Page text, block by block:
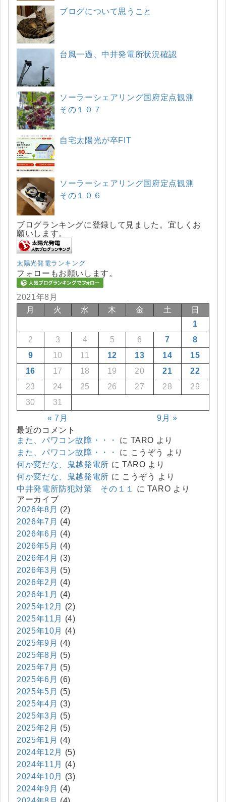
ブログについて思うこと
台風一過、中井発電所状況確認
ソーラーシェアリング国府定点観測
その１０７
自宅太陽光が卒FIT
ソーラーシェアリング国府定点観測
その１０６
ブログランキングに登録して見ました。宜しくお
願いします。
太陽光発電ランキング
フォローもお願いします。
2021年8月
月
火 水 木 金 土 日
« 7月 9月 »
1
2
3 4 5 6 7
8
9
10 11 12 13 14
15
16
17 18 19 20 21
22
23
24 25 26 27 28
29
30
31
最近のコメント
また、パワコン故障・・・
に TARO より
また、パワコン故障・・・
に こうぞう
より
何か変だな、鬼越発電所 に TARO より
何か変だな、鬼越発電所 に こうぞう
より
中井発電所防犯対策 その１１
に TARO より
アーカイブ
2026年8月 (2)
2026年7月 (4)
2026年6月 (4)
2026年5月 (4)
2026年4月 (3)
2026年3月 (5)
2026年2月 (4)
2026年1月 (4)
2025年12月
(2)
2025年11月
(4)
2025年10月
(4)
2025年9月 (4)
2025年8月 (5)
2025年7月 (5)
2025年6月 (6)
2025年5月 (5)
2025年4月 (3)
2025年3月 (5)
2025年2月 (5)
2025年1月 (4)
2024年12月
(5)
2024年11月
(4)
2024年10月
(3)
2024年9月 (4)